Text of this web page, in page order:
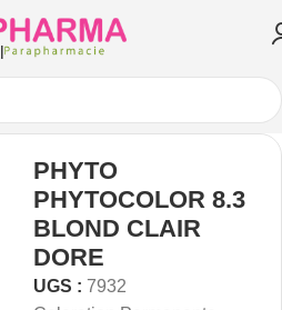
PHYTO
PHYTOCOLOR 8.3
BLOND CLAIR
DORE
UGS : 7932